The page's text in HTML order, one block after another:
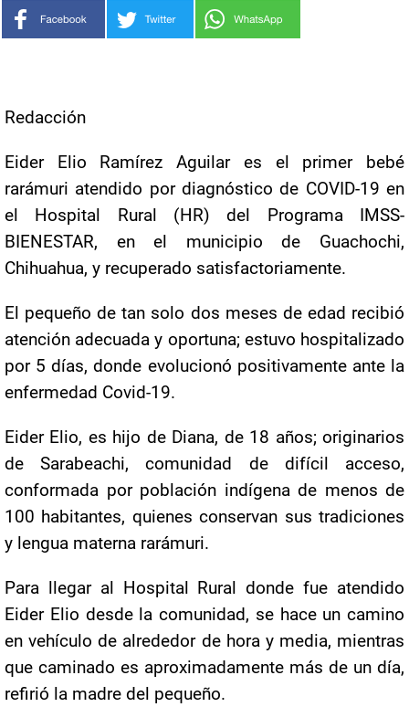
Redacción
Eider Elio Ramírez Aguilar es el primer bebé
rarámuri atendido por diagnóstico de COVID-19 en
el Hospital Rural (HR) del Programa IMSS-
BIENESTAR, en el municipio de Guachochi,
Chihuahua, y recuperado satisfactoriamente.
El pequeño de tan solo dos meses de edad recibió
atención adecuada y oportuna; estuvo hospitalizado
por 5 días, donde evolucionó positivamente ante la
enfermedad Covid-19.
Eider Elio, es hijo de Diana, de 18 años; originarios
de Sarabeachi, comunidad de difícil acceso,
conformada por población indígena de menos de
100 habitantes, quienes conservan sus tradiciones
y lengua materna rarámuri.
Para llegar al Hospital Rural donde fue atendido
Eider Elio desde la comunidad, se hace un camino
en vehículo de alrededor de hora y media, mientras
que caminado es aproximadamente más de un día,
refirió la madre del pequeño.